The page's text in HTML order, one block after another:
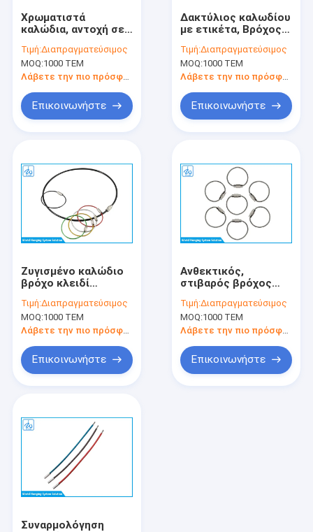
Προϊόντα
Σχετικά με εμάς
Επισκέψεις στο εργοστάσιο
Υποθέσεις
Ζητήστε μια προσφορά
Συσκευή ανάρτησης καλωδίων
Συσκευές για τη συσσωμάτωση καλωδίων
Χρωματιστά
καλώδια, αντοχή σε
θερμοκρασίες,
εκθεσιακή λίστα
Τιμή:Διαπραγματεύσιμος
MOQ:1000 ΤΕΜ
Λάβετε την πιο πρόσφατη τιμή
Επικοινωνήστε
Δακτύλιος καλωδίου
με ετικέτα, Βρόχος
Μπρελόκ από
συρματόσχοινο για
ετικέτα αποσκευών
Τιμή:Διαπραγματεύσιμος
MOQ:1000 ΤΕΜ
Λάβετε την πιο πρόσφατη τιμή
Επικοινωνήστε
Ζυγισμένο καλώδιο
βρόχο κλειδί
πολύχρωμα
ταξιδιώτης κλειδί
αλυσίδα σύρμα
Τιμή:Διαπραγματεύσιμος
MOQ:1000 ΤΕΜ
Λάβετε την πιο πρόσφατη τιμή
Επικοινωνήστε
Ανθεκτικός,
στιβαρός βρόχος
για υπαίθρια
πεζοπορία,
κατασκευή σύρματος
Τιμή:Διαπραγματεύσιμος
MOQ:1000 ΤΕΜ
Λάβετε την πιο πρόσφατη τιμή
Επικοινωνήστε
Συναρμολόγηση